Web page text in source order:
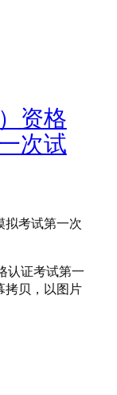
资格
次试
拟考试第一次
认证考试第一
拷贝，以图片